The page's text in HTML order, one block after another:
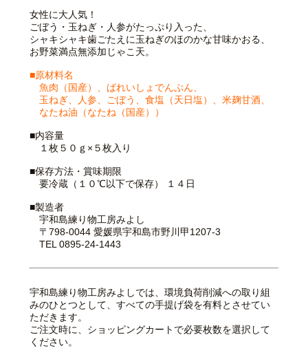
女性に大人気！
ごぼう・玉ねぎ・人参がたっぷり入った、
シャキシャキ歯ごたえに玉ねぎのほのかな甘味かおる、
お野菜満点無添加じゃこ天。
■原材料名
魚肉（国産）、ばれいしょでんぷん、
玉ねぎ、人参、ごぼう、食塩（天日塩）、米麹甘酒、
なたね油（なたね（国産））
■内容量
１枚５０ｇ×５枚入り
■保存方法・賞味期限
要冷蔵（１０℃以下で保存） １４日
■製造者
宇和島練り物工房みよし
〒798-0044 愛媛県宇和島市野川甲1207-3
TEL 0895-24-1443
宇和島練り物工房みよしでは、環境負荷削減への取り組
みのひとつとして、すべての手提げ袋を有料とさせてい
ただきます。
ご注文時に、ショッピングカートで必要枚数を選択して
ください。